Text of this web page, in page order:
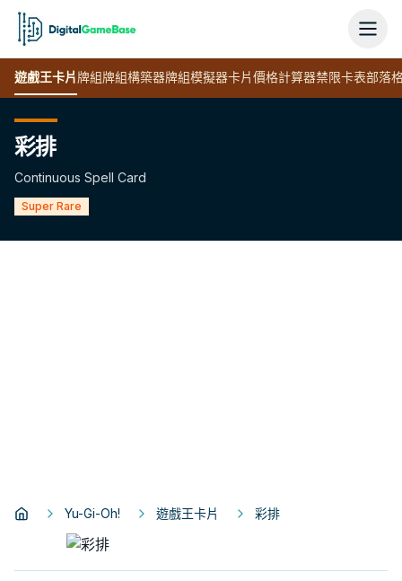
遊戲王卡片牌組牌組構築器牌組模擬器卡片價格計算器禁限卡表部落
彩排
Continuous Spell Card
Super Rare
Yu-Gi-Oh! 遊戲王卡片 彩排